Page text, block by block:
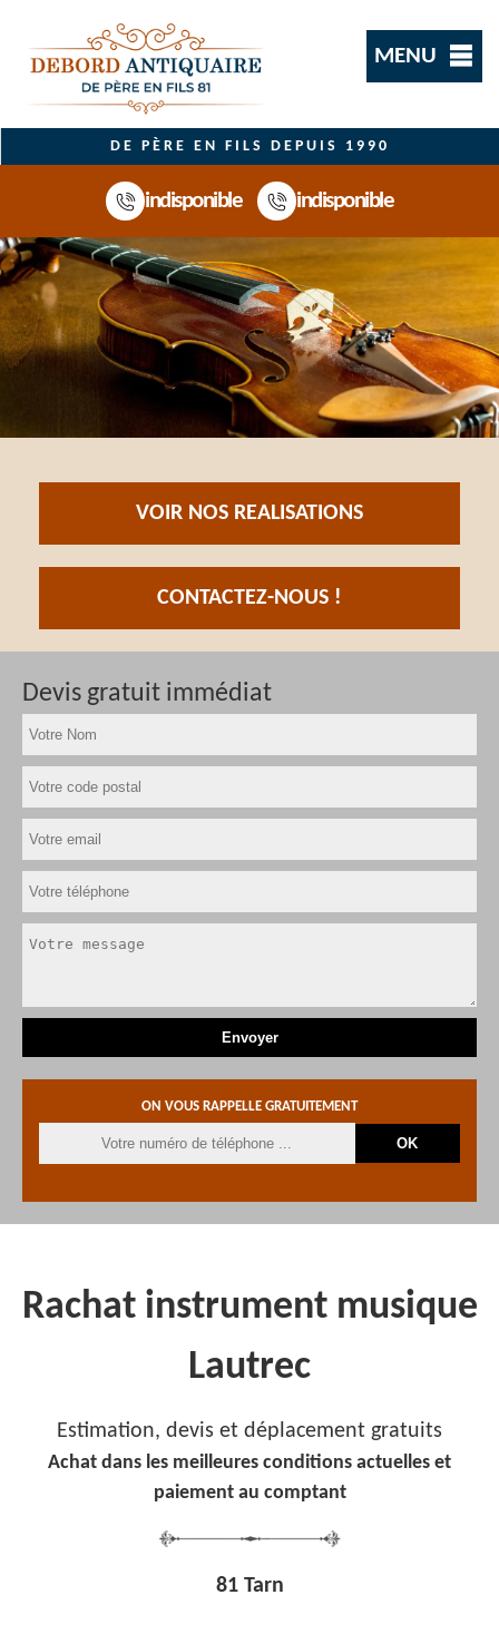
MENU
DE PÈRE EN FILS DEPUIS 1990
indisponible indisponible
VOIR NOS REALISATIONS
CONTACTEZ-NOUS !
Devis gratuit immédiat
ON VOUS RAPPELLE GRATUITEMENT
Rachat instrument musique
Lautrec
Estimation, devis et déplacement gratuits
Achat dans les meilleures conditions actuelles et
paiement au comptant
81 Tarn